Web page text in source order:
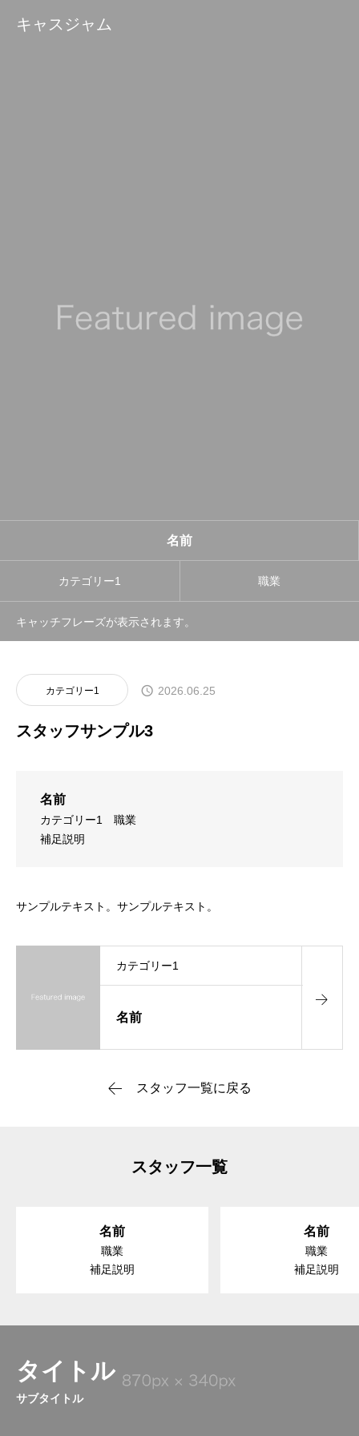
キャスジャム
名前
カテゴリー1 職業
キャッチフレーズが表示されます。
カテゴリー1 2026.06.25
スタッフサンプル3
名前
カテゴリー1
職業
補足説明
サンプルテキスト。サンプルテキスト。
名前
カテゴリー1
スタッフ一覧に戻る
スタッフ一覧
名前
職業
補足説明
名前
職業
補足説明
タイトル
サブタイトル